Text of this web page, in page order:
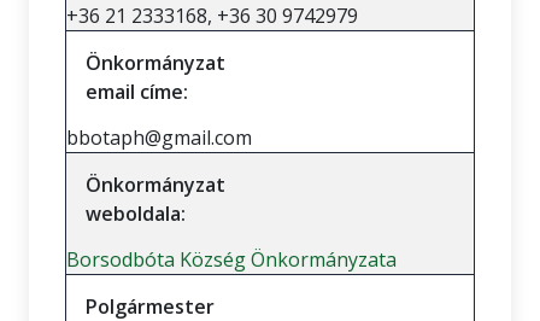
+36 21 2333168, +36 30 9742979
Önkormányzat
email címe:
bbotaph@gmail.com
Önkormányzat
weboldala:
Borsodbóta Község Önkormányzata
Polgármester